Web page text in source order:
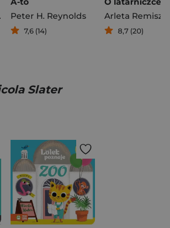
Peter H. Reynolds
7,6 (14) 8,7 (20)
Slater